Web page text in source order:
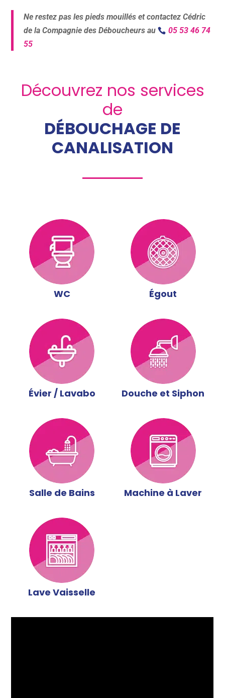
Ne restez pas les pieds mouillés et contactez Cédric
de la Compagnie des Déboucheurs au
05 53 46 74
55
Découvrez nos services
de
DÉBOUCHAGE DE
CANALISATION
WC Égout
Évier / Lavabo Douche et Siphon
Salle de Bains Machine à Laver
Lave Vaisselle